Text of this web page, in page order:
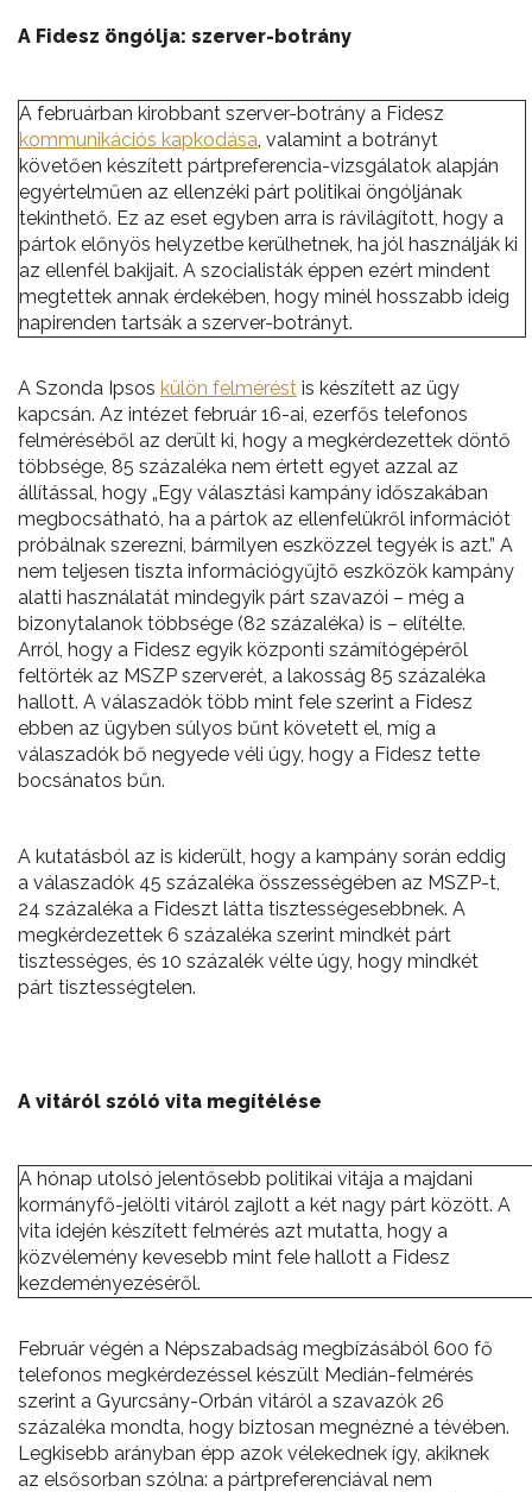
A Fidesz öngólja: szerver-botrány
A februárban kirobbant szerver-botrány a Fidesz
kommunikációs kapkodása, valamint a botrányt
követően készített pártpreferencia-vizsgálatok alapján
egyértelműen az ellenzéki párt politikai öngóljának
tekinthető. Ez az eset egyben arra is rávilágított, hogy a
pártok előnyös helyzetbe kerülhetnek, ha jól használják ki
az ellenfél bakijait. A szocialisták éppen ezért mindent
megtettek annak érdekében, hogy minél hosszabb ideig
napirenden tartsák a szerver-botrányt.
A Szonda Ipsos külön felmérést is készített az ügy
kapcsán. Az intézet február 16-ai, ezerfős telefonos
felméréséből az derült ki, hogy a megkérdezettek döntő
többsége, 85 százaléka nem értett egyet azzal az
állítással, hogy „Egy választási kampány időszakában
megbocsátható, ha a pártok az ellenfelükről információt
próbálnak szerezni, bármilyen eszközzel tegyék is azt.” A
nem teljesen tiszta információgyűjtő eszközök kampány
alatti használatát mindegyik párt szavazói – még a
bizonytalanok többsége (82 százaléka) is – elítélte.
Arról, hogy a Fidesz egyik központi számítógépéről
feltörték az MSZP szerverét, a lakosság 85 százaléka
hallott. A válaszadók több mint fele szerint a Fidesz
ebben az ügyben súlyos bűnt követett el, míg a
válaszadók bő negyede véli úgy, hogy a Fidesz tette
bocsánatos bűn.
A kutatásból az is kiderült, hogy a kampány során eddig
a válaszadók 45 százaléka összességében az MSZP-t,
24 százaléka a Fideszt látta tisztességesebbnek. A
megkérdezettek 6 százaléka szerint mindkét párt
tisztességes, és 10 százalék vélte úgy, hogy mindkét
párt tisztességtelen.
A vitáról szóló vita megítélése
A hónap utolsó jelentősebb politikai vitája a majdani
kormányfő-jelölti vitáról zajlott a két nagy párt között. A
vita idején készített felmérés azt mutatta, hogy a
közvélemény kevesebb mint fele hallott a Fidesz
kezdeményezéséről.
Február végén a Népszabadság megbízásából 600 fő
telefonos megkérdezéssel készült Medián-felmérés
szerint a Gyurcsány-Orbán vitáról a szavazók 26
százaléka mondta, hogy biztosan megnézné a tévében.
Legkisebb arányban épp azok vélekednek így, akiknek
az elsősorban szólna: a pártpreferenciával nem